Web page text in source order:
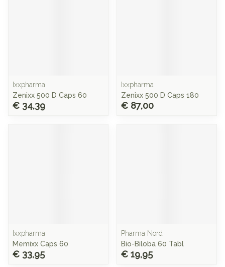
Ixxpharma
Zenixx 500 D Caps 60
€ 34,39
Ixxpharma
Zenixx 500 D Caps 180
€ 87,00
Ixxpharma
Memixx Caps 60
€ 33,95
Pharma Nord
Bio-Biloba 60 Tabl
€ 19,95